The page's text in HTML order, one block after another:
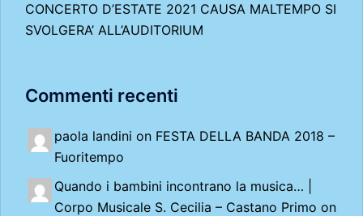
CONCERTO D’ESTATE 2021 CAUSA MALTEMPO SI
SVOLGERA’ ALL’AUDITORIUM
Commenti recenti
paola landini on FESTA DELLA BANDA 2018 –
Fuoritempo
Quando i bambini incontrano la musica… |
Corpo Musicale S. Cecilia – Castano Primo on